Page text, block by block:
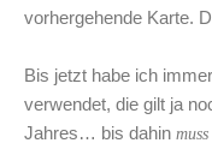
vorhergehende Karte.
Bis jetzt habe ich
verwendet, die gilt ja
Jahres… bis dahin muss